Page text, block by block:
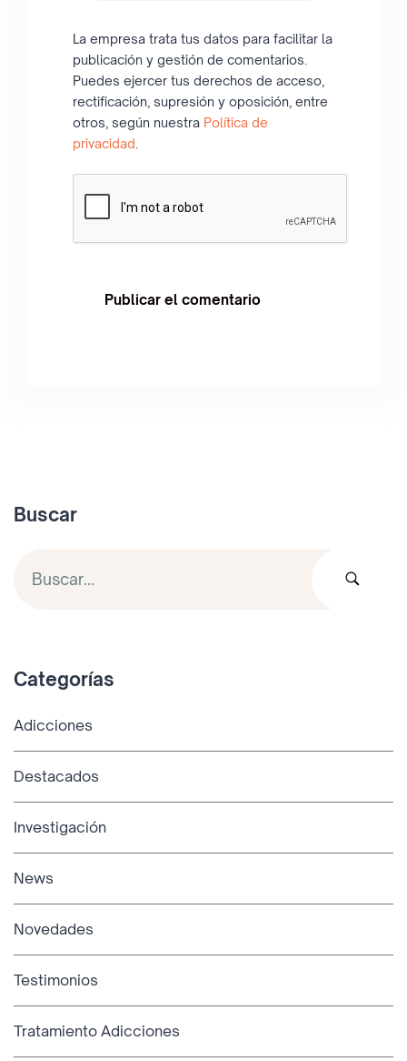
La empresa trata tus datos para facilitar la
publicación y gestión de comentarios.
Puedes ejercer tus derechos de acceso,
rectificación, supresión y oposición, entre
otros, según nuestra Política de
privacidad
Buscar
Categorías
Adicciones
Destacados
Investigación
News
Novedades
Testimonios
Tratamiento Adicciones